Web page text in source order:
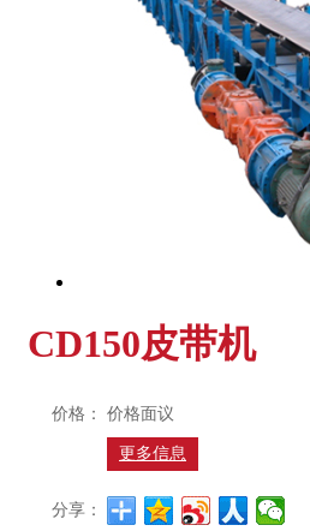
CD150皮带机
价格： 价格面议
更多信息
分享：